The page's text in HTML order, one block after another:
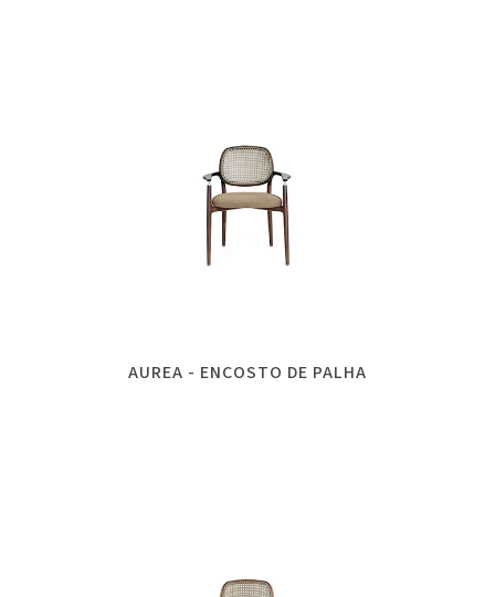
AUREA - ENCOSTO DE PALHA